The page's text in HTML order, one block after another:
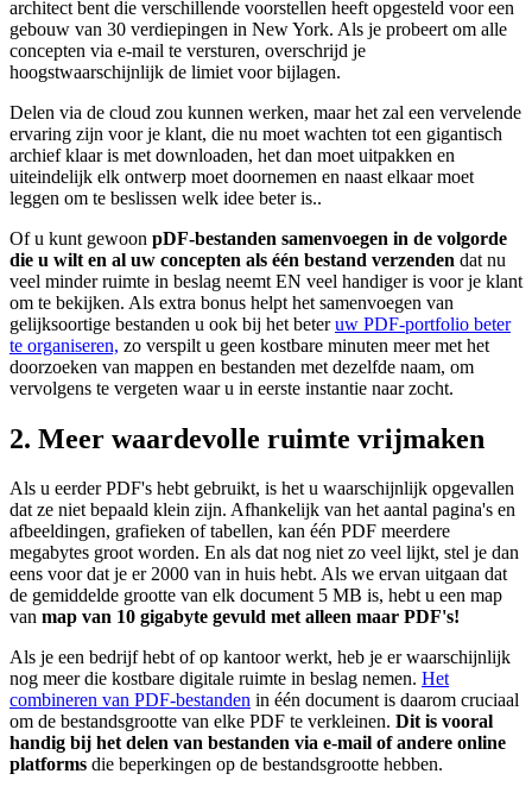
architect bent die verschillende voorstellen heeft opgesteld voor een
gebouw van 30 verdiepingen in New York. Als je probeert om alle
concepten via e-mail te versturen, overschrijd je
hoogstwaarschijnlijk de limiet voor bijlagen.
Delen via de cloud zou kunnen werken, maar het zal een vervelende
ervaring zijn voor je klant, die nu moet wachten tot een gigantisch
archief klaar is met downloaden, het dan moet uitpakken en
uiteindelijk elk ontwerp moet doornemen en naast elkaar moet
leggen om te beslissen welk idee beter is..
Of u kunt gewoon pDF-bestanden samenvoegen in de volgorde
die u wilt en al uw concepten als één bestand verzenden dat nu
veel minder ruimte in beslag neemt EN veel handiger is voor je klant
om te bekijken. Als extra bonus helpt het samenvoegen van
gelijksoortige bestanden u ook bij het beteruw PDF-portfolio beter
te organiseren, zo verspilt u geen kostbare minuten meer met het
doorzoeken van mappen en bestanden met dezelfde naam, om
vervolgens te vergeten waar u in eerste instantie naar zocht.
2. Meer waardevolle ruimte vrijmaken
Als u eerder PDF's hebt gebruikt, is het u waarschijnlijk opgevallen
dat ze niet bepaald klein zijn. Afhankelijk van het aantal pagina's en
afbeeldingen, grafieken of tabellen, kan één PDF meerdere
megabytes groot worden. En als dat nog niet zo veel lijkt, stel je dan
eens voor dat je er 2000 van in huis hebt. Als we ervan uitgaan dat
de gemiddelde grootte van elk document 5 MB is, hebt u een map
van map van 10 gigabyte gevuld met alleen maar PDF's!
Als je een bedrijf hebt of op kantoor werkt, heb je er waarschijnlijk
nog meer die kostbare digitale ruimte in beslag nemen. Het
combineren van PDF-bestanden in één document is daarom cruciaal
om de bestandsgrootte van elke PDF te verkleinen. Dit is vooral
handig bij het delen van bestanden via e-mail of andere online
platforms die beperkingen op de bestandsgrootte hebben.